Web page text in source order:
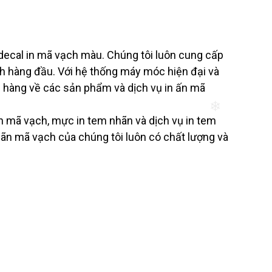
in mã vạch màu. Chúng tôi luôn cung cấp
đầu. Với hệ thống máy móc hiện đại và
về các sản phẩm và dịch vụ in ấn mã
vạch, mực in tem nhãn và dịch vụ in tem
mã vạch của chúng tôi luôn có chất lượng và
❄